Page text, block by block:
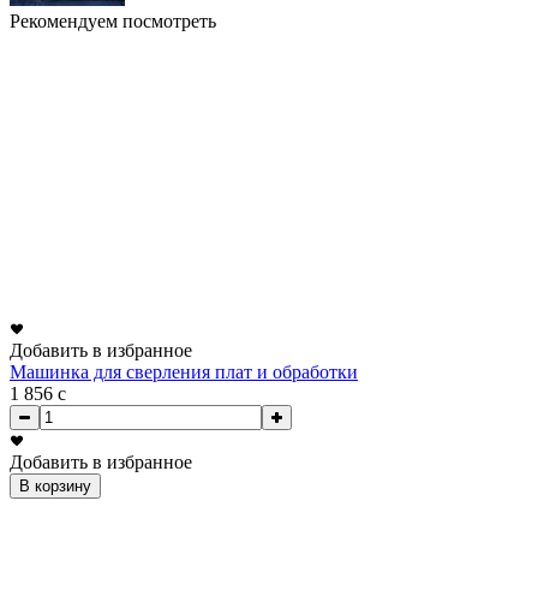
Рекомендуем посмотреть
Добавить в избранное
Машинка для сверления плат и обработки
1 856 c
Добавить в избранное
В корзину